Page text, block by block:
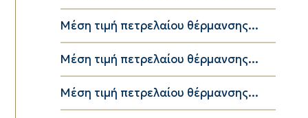
Μέση τιμή πετρελαίου θέρμανσης...
Μέση τιμή πετρελαίου θέρμανσης...
Μέση τιμή πετρελαίου θέρμανσης...